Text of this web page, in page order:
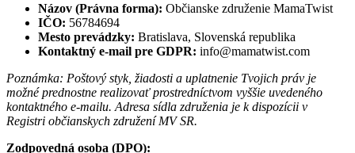
Názov (Právna forma): Občianske združenie MamaTwist
IČO: 56784694
Mesto prevádzky: Bratislava, Slovenská republika
Kontaktný e-mail pre GDPR: info@mamatwist.com
Poznámka: Poštový styk, žiadosti a uplatnenie Tvojich práv je
možné prednostne realizovať prostredníctvom vyššie uvedeného
kontaktného e-mailu. Adresa sídla združenia je k dispozícii v
Registri občianskych združení MV SR.
Zodpovedná osoba (DPO):